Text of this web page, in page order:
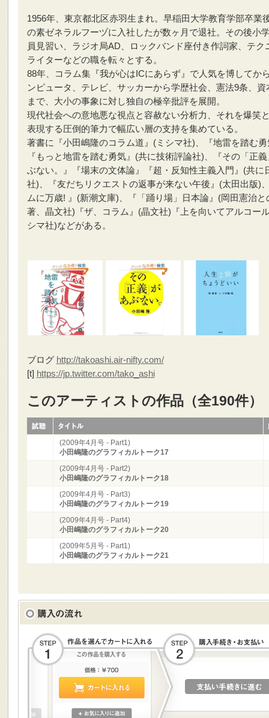
1956年、東京都北区赤羽生まれ。早稲田大学教育学部卒業
の素ゼネラルフーヅに入社したが数ヶ月で退社。その後小
員見習い、ラジオ局AD、ロックバンド座付き作詞家、テク
ライターなどの職を転々とする。
88年、コラム集『我が心はICにあらず』で人気を博してか
ンピュータ、テレビ、サッカーから学歴社会、憲法9条、資
まで、大小の事象に対し独自の極辛批評を展開。
現代社会への意地悪な視点と容赦ない分析力、それを爆笑
表現する圧倒的筆力で幅広い層の支持を集めている。
著書に『小田嶋隆のコラム道』(ミシマ社)、『地雷を踏む勇
『もっと地雷を踏む勇気』(共に技術評論社)、『その「正
ぶない。』『場末の文体論』『超・反知性主義入門』(共に
社)、『友だちリクエストの返事が来ない午後』(太田出版)
ムに万歳! 』(新潮文庫)、『「踊り場」日本論』(岡田憲治と
著、晶文社)『ザ、コラム』(晶文社)『上を向いてアルコー
シマ社)などがある。
ブログ http://takoashi.air-nifty.com/
[t] https://jp.twitter.com/tako_ashi
このアーティストの作品（全190件）
(2009年4月号 - Part1)
小田嶋隆のグラフィカルトーク17
(2009年4月号 - Part2)
小田嶋隆のグラフィカルトーク18
(2009年4月号 - Part3)
小田嶋隆のグラフィカルトーク19
(2009年4月号 - Part4)
小田嶋隆のグラフィカルトーク20
(2009年5月号 - Part1)
小田嶋隆のグラフィカルトーク21